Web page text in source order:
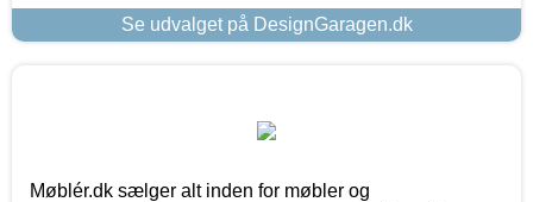
Se udvalget på DesignGaragen.dk
Møblér.dk sælger alt inden for møbler og